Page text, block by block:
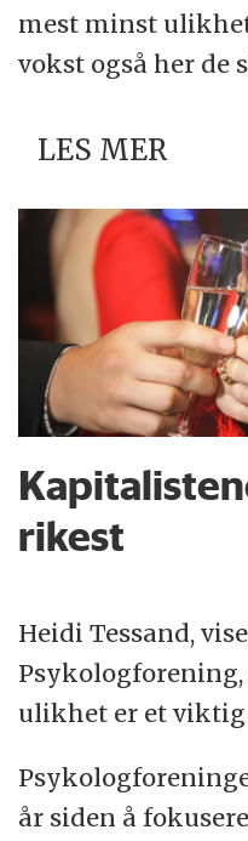
mest minst
vokst også her de
LES MER
rikest
Heidi Tessand,
ulikhet er et viktig
år siden å